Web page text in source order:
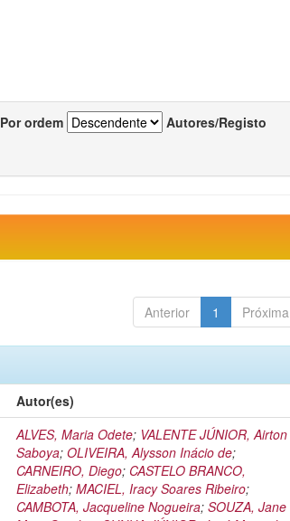
Por ordem Autores/Registo
Anterior 1 Próxima
Autor(es)
ALVES, Maria Odete; VALENTE JÚNIOR, Airton
Saboya;OLIVEIRA, Alysson Inácio de;
CARNEIRO, Diego; CASTELO BRANCO,
Elizabeth;MACIEL, Iracy Soares Ribeiro;
CAMBOTA, Jacqueline Nogueira;SOUZA, Jane